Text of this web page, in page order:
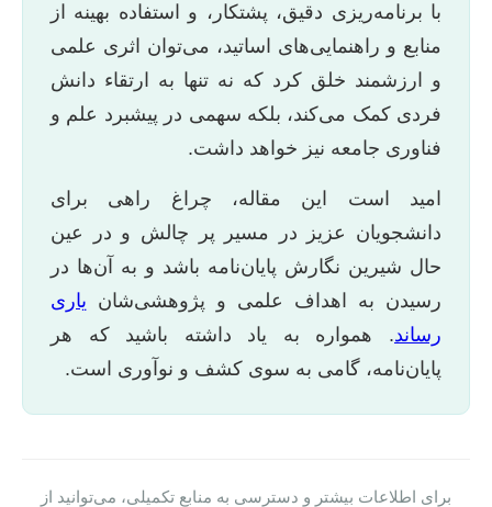
با برنامه‌ریزی دقیق، پشتکار، و استفاده بهینه از
منابع و راهنمایی‌های اساتید، می‌توان اثری علمی
و ارزشمند خلق کرد که نه تنها به ارتقاء دانش
فردی کمک می‌کند، بلکه سهمی در پیشبرد علم و
فناوری جامعه نیز خواهد داشت.
امید است این مقاله، چراغ راهی برای
دانشجویان عزیز در مسیر پر چالش و در عین
حال شیرین نگارش پایان‌نامه باشد و به آن‌ها در
رسیدن به اهداف علمی و پژوهشی‌شان یاری
رساند. همواره به یاد داشته باشید که هر
پایان‌نامه، گامی به سوی کشف و نوآوری است.
برای اطلاعات بیشتر و دسترسی به منابع تکمیلی، می‌توانید از